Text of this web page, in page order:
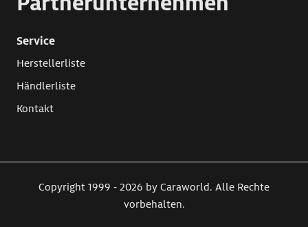
Service
Herstellerliste
Händlerliste
Kontakt
Copyright 1999 - 2026 by Caraworld. Alle Rechte
vorbehalten.